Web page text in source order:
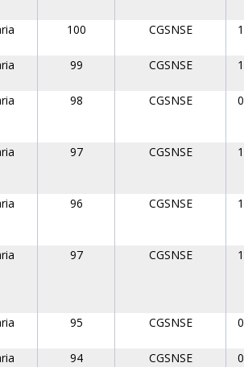
100 CGSNSE
99 CGSNSE
98 CGSNSE
97 CGSNSE
96 CGSNSE
97 CGSNSE
95 CGSNSE
94 CGSNSE